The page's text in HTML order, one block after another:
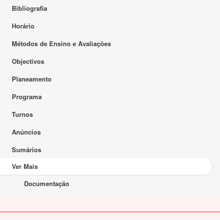
Bibliografia
Horário
Métodos de Ensino e Avaliações
Objectivos
Planeamento
Programa
Turnos
Anúncios
Sumários
Ver Mais
Documentação